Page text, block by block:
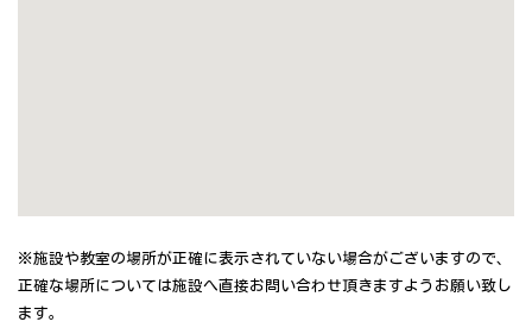
※施設や教室の場所が正確に表示されていない場合がございますので、
正確な場所については施設へ直接お問い合わせ頂きますようお願い致し
ます。